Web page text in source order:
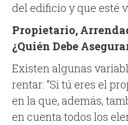
del edificio y que esté
Propietario,
¿Quién Debe
Existen algunas
rentar: “Si tú eres el
en la que, además,
en cuenta todos los